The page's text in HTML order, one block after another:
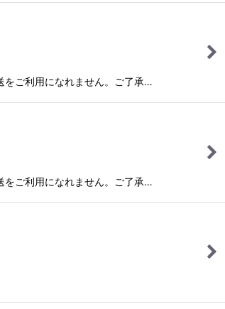
ご利用になれません。ご了承…
ご利用になれません。ご了承…